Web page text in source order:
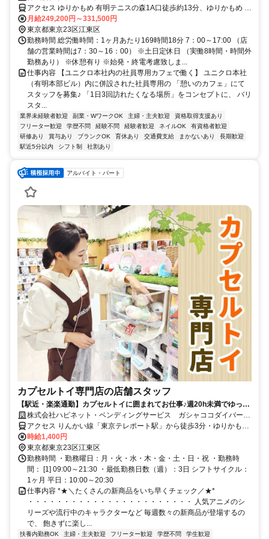
Support】
アクセス ゆりかもめ 有明テニスの森1A口徒歩約13分、ゆりかもめ お
台場海浜公園2番口徒歩約14分、ゆりかもめ 市場前1A口徒歩約16分
月給249,200円～331,500円
東京都東京23区江東区
勤務時間 総労働時間：1ヶ月あたり169時間18分 7：00～17:00 （店
舗の営業時間は7：30～16：00） ※土日定休日 （実働8時間・時間外
勤務あり） ※休憩有り ※始発・終電考慮致しま...
仕事内容 【ユニクロ本社内の社員専用カフェで働く】 ユニクロ本社
（有明本部ビル）内に併設された社員専用の 「憩いのカフェ」にて
スタッフを募集♪ 「1日3回訪れたくなる場所」をコンセプトに、 バリ
スタ...
業界未経験者歓迎 副業・WワークOK 主婦・主夫歓迎
資格取得支援あり
フリーター歓迎
学歴不問 経験不問 経験者歓迎 ネイルOK
有資格者歓迎
研修あり
賞与あり ブランクOK 育休あり 交通費支給 まかないあり
長期歓迎
駅近5分以内
シフト制 社割あり
アルバイト・パート
カプセルトイ専門店の店舗スタッフ
【駅近・楽楽通勤】カプセルトイに囲まれてお仕事♪週20h未満でゆった
り勤務のシフトです◎ネイル＆ピアスOK・髪色自由
株式会社ハピネット・ベンディングサービス ガシャココダイバーシ
ティ東京
アクセス りんかい線「東京テレポート駅」から徒歩3分・ゆりかもめ
「台場駅」から徒歩5分 ★公共交通機関の場合交通費全額支給
時給1,400円
東京都東京23区江東区
勤務時間 ・勤務曜日：月・火・水・木・金・土・日・祝 ・勤務時
間： [1] 09:00～21:30 ・最低勤務日数（週）：3日 シフトサイクル：
1ヶ月 平日：10:00～20:30
仕事内容 *★＼たくさんの新商品をいち早くチェック／★*
・・・・・・・・・・・・・・・・・・・・・・・ 人気アニメのシ
リーズや流行中のキャラクターなど 毎週数々の新商品が登場するの
で、 飽きずに楽し...
扶養内勤務OK 主婦・主夫歓迎 フリーター歓迎 学歴不問 学生歓迎